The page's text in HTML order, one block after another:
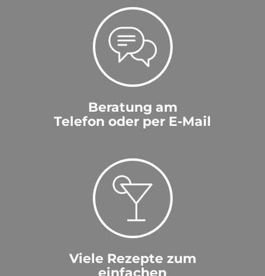
Beratung am
Telefon oder per E-Mail
Viele Rezepte zum
einfachen